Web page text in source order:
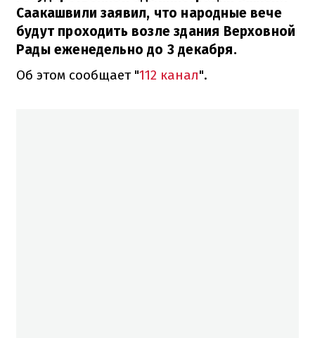
Саакашвили заявил, что народные вече
будут проходить возле здания Верховной
Рады еженедельно до 3 декабря.
Об этом сообщает "112 канал".